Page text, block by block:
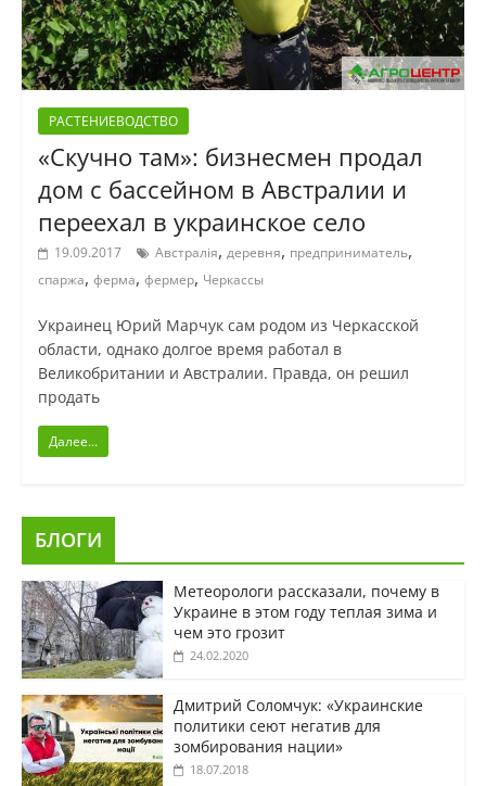
РАСТЕНИЕВОДСТВО
«Скучно там»: бизнесмен продал
дом с бассейном в Австралии и
переехал в украинское село
19.09.2017 Австралія, деревня, предприниматель,
спаржа, ферма, фермер, Черкассы
Украинец Юрий Марчук сам родом из Черкасской
области, однако долгое время работал в
Великобритании и Австралии. Правда, он решил
продать
Далее...
БЛОГИ
Метеорологи рассказали, почему в
Украине в этом году теплая зима и
чем это грозит
24.02.2020
Дмитрий Соломчук: «Украинские
политики сеют негатив для
зомбирования нации»
18.07.2018